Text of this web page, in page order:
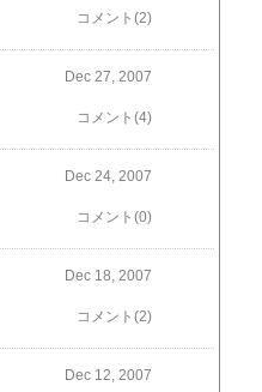
コメント(2)
Dec 27, 2007
コメント(4)
Dec 24, 2007
コメント(0)
Dec 18, 2007
コメント(2)
Dec 12, 2007